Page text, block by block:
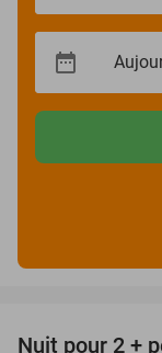
Nuit pour 2 +